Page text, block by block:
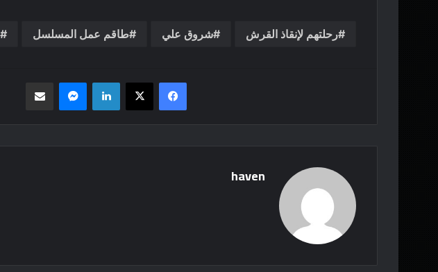
رحلتهم لإنقاذ القرش شروق علي طاقم عمل المسلسل
فيسبوك لينكدإن
haven